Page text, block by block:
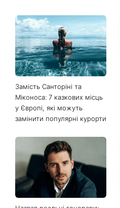
Замість Санторіні та
Міконоса: 7 казкових місць
у Європі, які можуть
замінити популярні курорти